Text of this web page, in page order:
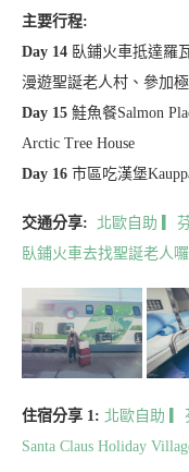
主要行程:
Day 14 臥鋪火車抵達羅
漫遊聖誕老人村、參加
Day 15 鮭魚餐Salmon
Arctic Tree House
Day 16 市區吃漢堡
交通分享:
北歐自助 ▎
臥鋪火車去找聖誕老人
住宿分享 1: 北歐自助 ▎
Santa Claus Holiday